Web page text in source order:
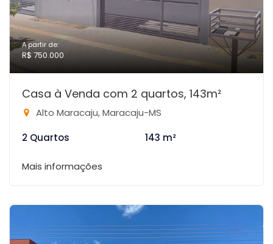
A partir de:
R$ 750.000
Casa à Venda com 2 quartos, 143m²
Alto Maracaju, Maracaju-MS
2 Quartos
143 m²
Mais informações